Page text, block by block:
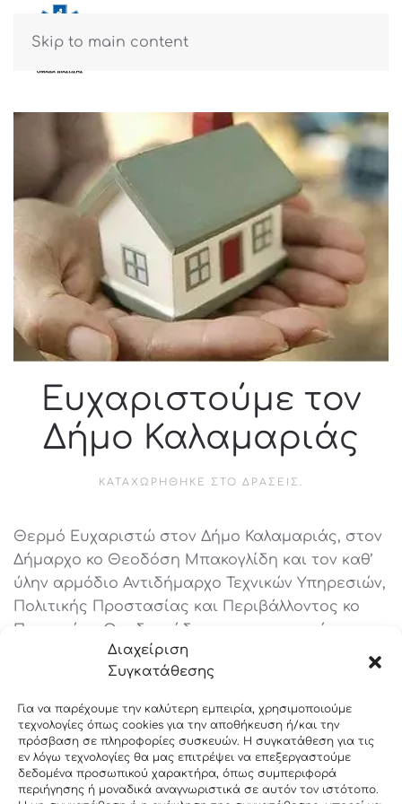
Διαχείριση
Συγκατάθεσης
Για να παρέχουμε την καλύτερη εμπειρία, χρησιμοποιούμε
τεχνολογίες όπως cookies για την αποθήκευση ή/και την
πρόσβαση σε πληροφορίες συσκευών. Η συγκατάθεση για τις
εν λόγω τεχνολογίες θα μας επιτρέψει να επεξεργαστούμε
δεδομένα προσωπικού χαρακτήρα, όπως συμπεριφορά
περιήγησης ή μοναδικά αναγνωριστικά σε αυτόν τον ιστότοπο.
Skip to main content
Ευχαριστούμε τον
Δήμο Καλαμαριάς
ΚΑΤΑΧΩΡΉΘΗΚΕ ΣΤΟ ΔΡΆΣΕΙΣ .
Θερμό Ευχαριστώ στον Δήμο Καλαμαριάς, στον
Δήμαρχο κο Θεοδόση Μπακογλίδη και τον καθ’
ύλην αρμόδιο Αντιδήμαρχο Τεχνικών Υπηρεσιών,
Πολιτικής Προστασίας και Περιβάλλοντος κο
Παναγιώτη Θεοδοσιάδη για την παραχώρηση
έδρας στην Ομάδα.
ΠΡΟΗΓΟΎΜΕΝΗ ΕΠΌΜΕΝΗ